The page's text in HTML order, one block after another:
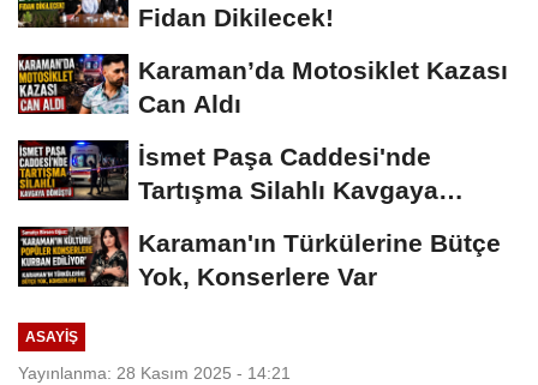
Fidan Dikilecek!
Karaman’da Motosiklet Kazası
Can Aldı
İsmet Paşa Caddesi'nde
Tartışma Silahlı Kavgaya
Karaman'ın Türkülerine Bütçe
Yok, Konserlere Var
ASAYIŞ
Yayınlanma: 28 Kasım 2025 - 14:21